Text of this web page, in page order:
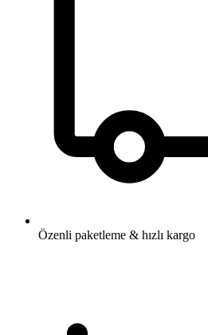
Özenli paketleme & hızlı kargo